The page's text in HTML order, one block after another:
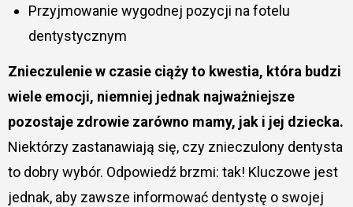
Przyjmowanie wygodnej pozycji na fotelu
dentystycznym
Znieczulenie w czasie ciąży to kwestia, która budzi
wiele emocji, niemniej jednak najważniejsze
pozostaje zdrowie zarówno mamy, jak i jej dziecka.
Niektórzy zastanawiają się, czy znieczulony dentysta
to dobry wybór. Odpowiedź brzmi: tak! Kluczowe jest
jednak, aby zawsze informować dentystę o swojej